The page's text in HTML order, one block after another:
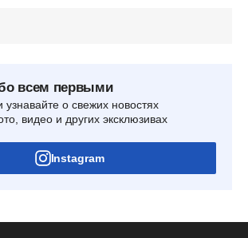
всем первыми
о свежих новостях
видео и других эксклюзивах
Instagram